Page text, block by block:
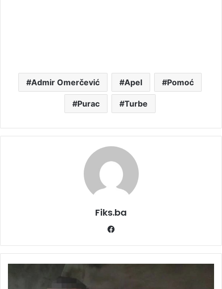
Admir Omerčević Apel Pomoć
Purac Turbe
Fiks.ba